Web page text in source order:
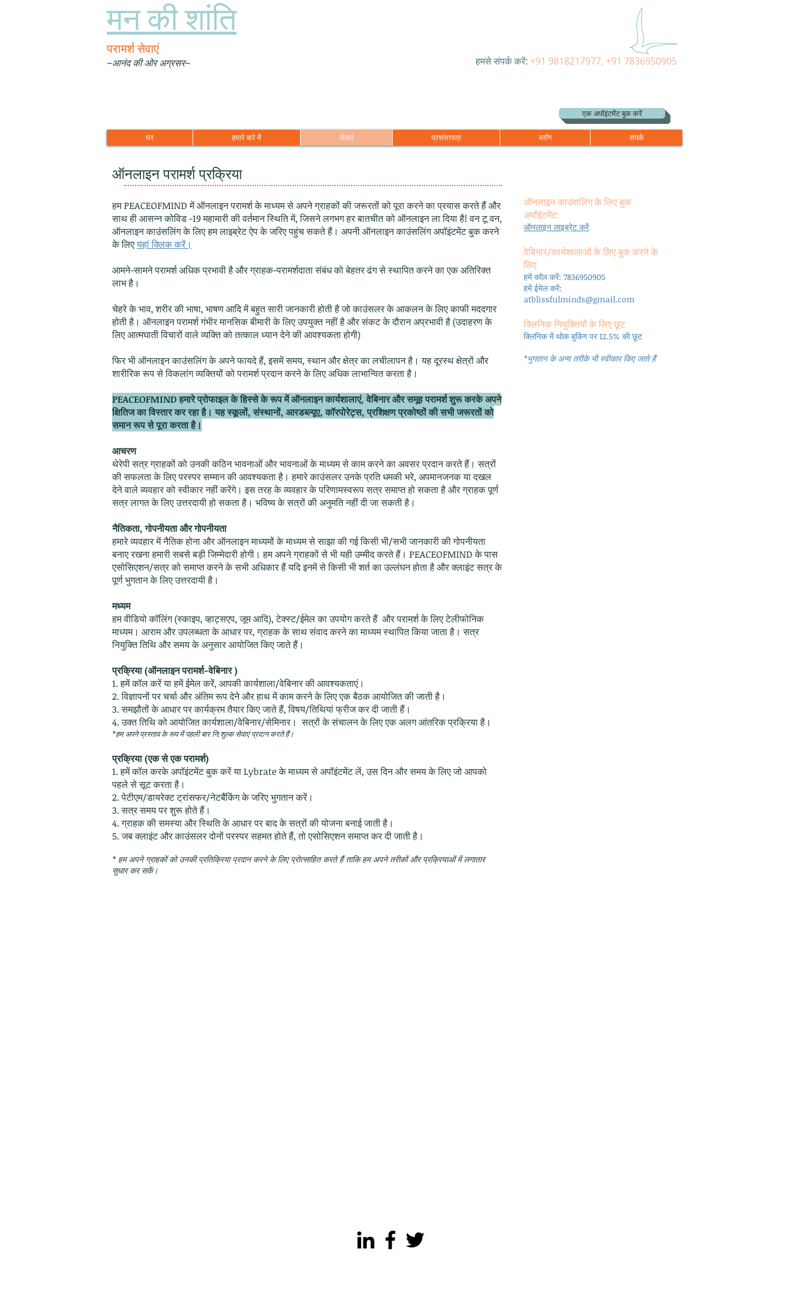
मन की शांति
परामर्श सेवाएं
~आनंद की ओर अग्रसर~ हमसे संपर्क करें: +91 9818217977, +91 7836950905
एक अपॉइंटमेंट बुक करें
ऑनलाइन परामर्श प्रक्रिया
हम PEACEOFMIND में ऑनलाइन परामर्श के माध्यम से अपने ग्राहकों की जरूरतों को पूरा करने का प्रयास करते हैं और
साथ ही आसन्न कोविड -19 महामारी की वर्तमान स्थिति में, जिसने लगभग हर बातचीत को ऑनलाइन ला दिया है! वन टू वन,
ऑनलाइन काउंसलिंग के लिए हम लाइब्रेट ऐप के जरिए पहुंच सकते हैं। अपनी ऑनलाइन काउंसलिंग अपॉइंटमेंट बुक करने
के लिएयहां क्लिक करें।
आमने-सामने परामर्श अधिक प्रभावी है और ग्राहक-परामर्शदाता संबंध को बेहतर ढंग से स्थापित करने का एक अतिरिक्त
लाभ है।
चेहरे के भाव, शरीर की भाषा, भाषण आदि में बहुत सारी जानकारी होती है जो काउंसलर के आकलन के लिए काफी मददगार
होती है। ऑनलाइन परामर्श गंभीर मानसिक बीमारी के लिए उपयुक्त नहीं है और संकट के दौरान अप्रभावी है (उदाहरण के
लिए आत्मघाती विचारों वाले व्यक्ति को तत्काल ध्यान देने की आवश्यकता होगी)
फिर भी ऑनलाइन काउंसलिंग के अपने फायदे हैं, इसमें समय, स्थान और क्षेत्र का लचीलापन है। यह दूरस्थ क्षेत्रों और
शारीरिक रूप से विकलांग व्यक्तियों को परामर्श प्रदान करने के लिए अधिक लाभान्वित करता है।
PEACEOFMIND हमारे प्रोफाइल के हिस्से के रूप में ऑनलाइन कार्यशालाएं, वेबिनार और समूह परामर्श शुरू करके अपने
क्षितिज का विस्तार कर रहा है। यह स्कूलों, संस्थानों, आरडब्ल्यूए, कॉरपोरेट्स, प्रशिक्षण प्रकोष्ठों की सभी जरूरतों को
समान रूप से पूरा करता है।
आचरण
थेरेपी सत्र ग्राहकों को उनकी कठिन भावनाओं और भावनाओं के माध्यम से काम करने का अवसर प्रदान करते हैं। सत्रों
की सफलता के लिए परस्पर सम्मान की आवश्यकता है। हमारे काउंसलर उनके प्रति धमकी भरे, अपमानजनक या दखल
देने वाले व्यवहार को स्वीकार नहीं करेंगे। इस तरह के व्यवहार के परिणामस्वरूप सत्र समाप्त हो सकता है और ग्राहक पूर्ण
सत्र लागत के लिए उत्तरदायी हो सकता है। भविष्य के सत्रों की अनुमति नहीं दी जा सकती है।
नैतिकता, गोपनीयता और गोपनीयता
हमारे व्यवहार में नैतिक होना और ऑनलाइन माध्यमों के माध्यम से साझा की गई किसी भी/सभी जानकारी की गोपनीयता
बनाए रखना हमारी सबसे बड़ी जिम्मेदारी होगी। हम अपने ग्राहकों से भी यही उम्मीद करते हैं। PEACEOFMIND के पास
एसोसिएशन/सत्र को समाप्त करने के सभी अधिकार हैं यदि इनमें से किसी भी शर्त का उल्लंघन होता है और क्लाइंट सत्र के
पूर्ण भुगतान के लिए उत्तरदायी है।
मध्यम
हम वीडियो कॉलिंग (स्काइप, व्हाट्सएप, जूम आदि), टेक्स्ट/ईमेल का उपयोग करते हैं और परामर्श के लिए टेलीफोनिक
माध्यम। आराम और उपलब्धता के आधार पर, ग्राहक के साथ संवाद करने का माध्यम स्थापित किया जाता है। सत्र
नियुक्ति तिथि और समय के अनुसार आयोजित किए जाते हैं।
प्रक्रिया (ऑनलाइन परामर्श-वेबिनार)
1. हमें कॉल करें या हमें ईमेल करें, आपकी कार्यशाला/वेबिनार की आवश्यकताएं।
2. विज्ञापनों पर चर्चा और अंतिम रूप देने और हाथ में काम करने के लिए एक बैठक आयोजित की जाती है।
3. समझौतों के आधार पर कार्यक्रम तैयार किए जाते हैं, विषय/तिथियां फ्रीज कर दी जाती हैं।
4. उक्त तिथि को आयोजित कार्यशाला/वेबिनार/सेमिनार। सत्रों के संचालन के लिए एक अलग आंतरिक प्रक्रिया है।
*हम अपने प्रस्ताव के रूप में पहली बार नि:शुल्क सेवाएं प्रदान करते हैं।
प्रक्रिया (एक से एक परामर्श)
1. हमें कॉल करके अपॉइंटमेंट बुक करें या Lybrate के माध्यम से अपॉइंटमेंट लें, उस दिन और समय के लिए जो आपको
पहले से सूट करता है।
2. पेटीएम/डायरेक्ट ट्रांसफर/नेटबैंकिंग के जरिए भुगतान करें।
3. सत्र समय पर शुरू होते हैं।
4. ग्राहक की समस्या और स्थिति के आधार पर बाद के सत्रों की योजना बनाई जाती है।
5. जब क्लाइंट और काउंसलर दोनों परस्पर सहमत होते हैं, तो एसोसिएशन समाप्त कर दी जाती है।
* हम अपने ग्राहकों को उनकी प्रतिक्रिया प्रदान करने के लिए प्रोत्साहित करते हैं ताकि हम अपने तरीकों और प्रक्रियाओं में लगातार
सुधार कर सकें।
ऑनलाइन काउंसलिंग के लिए बुक
अपॉइंटमेंट:
ऑनलाइन लाइब्रेट करें
वेबिनार/कार्यशालाओं के लिए बुक करने के
लिए
हमें कॉल करें: 7836950905
हमें ईमेल करें:
atblissfulminds@gmail.com
क्लिनिक नियुक्तियों के लिए छूट
क्लिनिक में थोक बुकिंग पर 12.5% की छूट
*भुगतान के अन्य तरीके भी स्वीकार किए जाते हैं
घर हमारे बारे में सेवाएं प्रशंसापत्र ब्लॉग संपर्क